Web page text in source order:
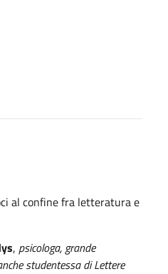
al confine fra letteratura e
, psicologa, grande
studentessa di Lettere